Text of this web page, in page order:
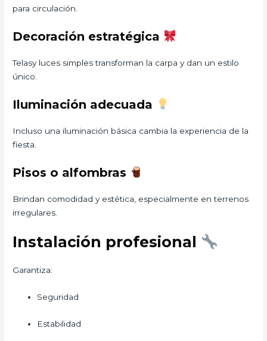
para circulación.
Decoración estratégica
Telasy luces simples transforman la carpa y dan un estilo
único.
Iluminación adecuada
Incluso una iluminación básica cambia la experiencia de la
fiesta.
Pisos o alfombras
Brindan comodidad y estética, especialmente en terrenos
irregulares.
Instalación profesional
Garantiza:
Seguridad
Estabilidad